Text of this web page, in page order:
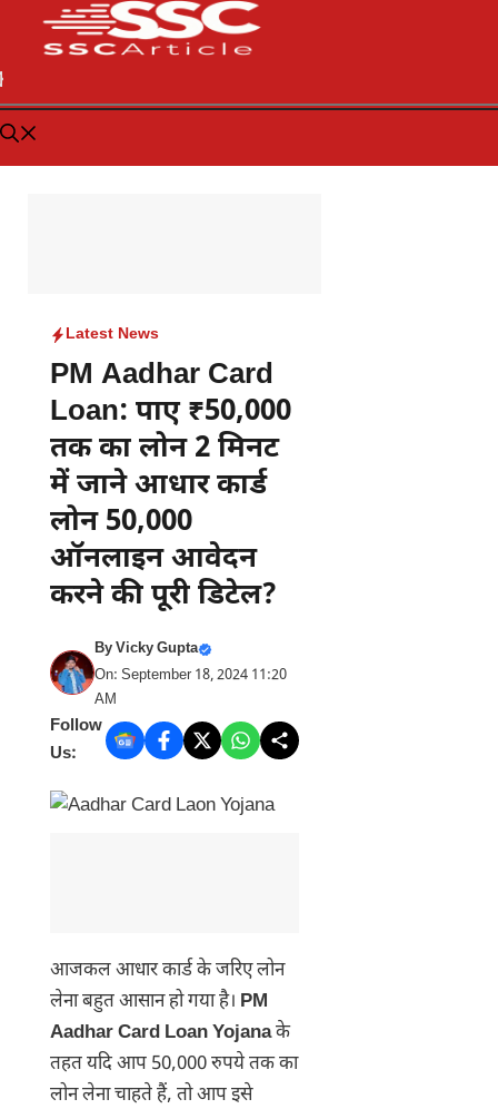
Latest News
PM Aadhar Card
Loan: पाए ₹50,000
तक का लोन 2 मिनट
में जाने आधार कार्ड
लोन 50,000
ऑनलाइन आवेदन
करने की पूरी डिटेल?
ByVicky Gupta
On: September 18, 2024 11:20
AM
Follow
Us:
आजकल आधार कार्ड के जरिए लोन
लेना बहुत आसान हो गया है। PM
Aadhar Card Loan Yojanaके
तहत यदि आप 50,000 रुपये तक का
लोन लेना चाहते हैं, तो आप इसे